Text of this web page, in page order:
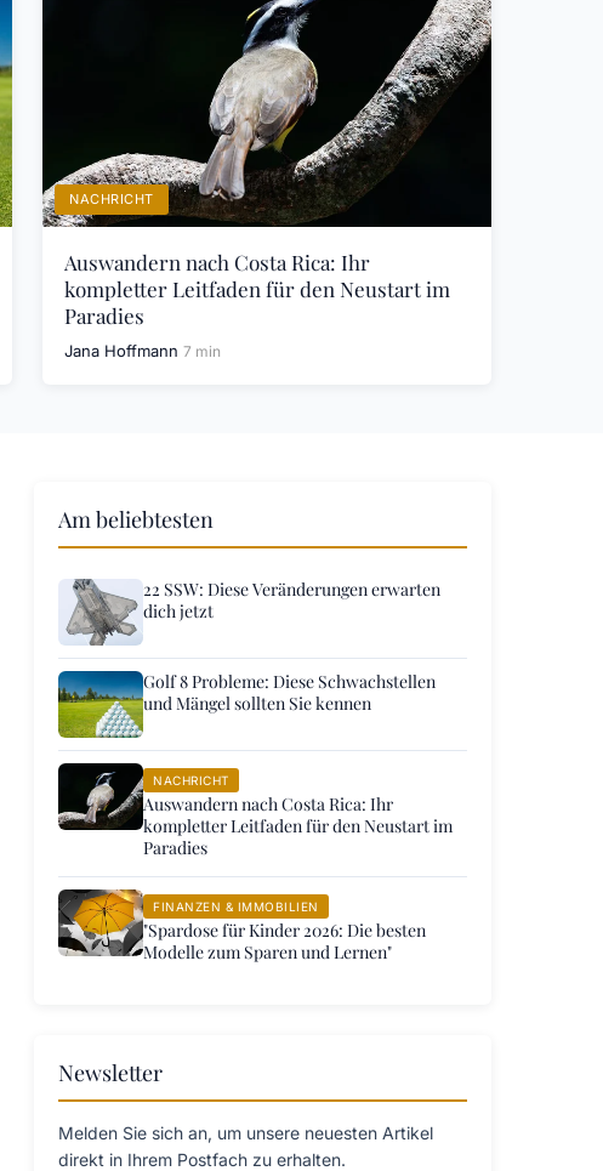
NACHRICHT
Auswandern nach Costa Rica: Ihr
kompletter Leitfaden für den Neustart im
Paradies
Jana Hoffmann 7 min
Am beliebtesten
22 SSW: Diese Veränderungen erwarten
dich jetzt
Golf 8 Probleme: Diese Schwachstellen
und Mängel sollten Sie kennen
NACHRICHT
Auswandern nach Costa Rica: Ihr
kompletter Leitfaden für den Neustart im
Paradies
FINANZEN & IMMOBILIEN
"Spardose für Kinder 2026: Die besten
Modelle zum Sparen und Lernen"
Newsletter
Melden Sie sich an, um unsere neuesten Artikel
direkt in Ihrem Postfach zu erhalten.